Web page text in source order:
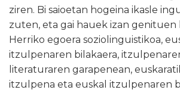
ziren. Bi saioetan hogeina ikasle
zuten, eta gai hauek izan genituen
Herriko egoera soziolinguistikoa,
itzulpenaren bilakaera,
literaturaren garapenean,
itzulpena eta euskal itzulpenaren